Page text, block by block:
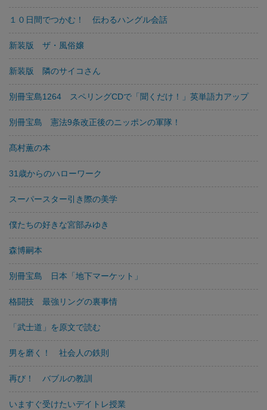
１０日間でつかむ！ 伝わるハングル会話
新装版 ザ・風俗嬢
新装版 隣のサイコさん
別冊宝島1264 スペリングCDで「聞くだけ！」英単語力アップ
別冊宝島 憲法9条改正後のニッポンの軍隊！
髙村薫の本
31歳からのハローワーク
スーパースター引き際の美学
僕たちの好きな宮部みゆき
森博嗣本
別冊宝島 日本「地下マーケット」
格闘技 最強リングの裏事情
「武士道」を原文で読む
男を磨く！ 社会人の鉄則
再び！ バブルの教訓
いますぐ受けたいデイトレ授業